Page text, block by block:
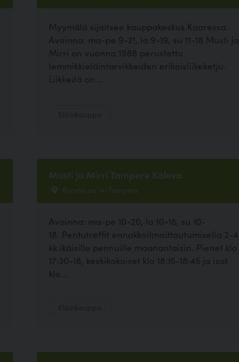
Myymälä sijaitsee kauppakeskus Kaaressa.
Avoinna: ma-pe 9-21, la 9-19, su 11-18 Musti ja
Mirri on vuonna 1988 perustettu
lemmikkieläintarvikkeiden erikoisliikeketju.
Liikkeitä on...
Musti ja Mirri Tampere Kaleva
Rieväkatu 14, Tampere
Avoinna: ma-pe 10-20, la 10-18, su 10-
18. Pentutreffit ennakkoilmoittautumisella 2-4
kk ikäisille pennuille maanantaisin. Pienet klo
17:30-18, keskikokoiset klo 18:15-18:45 ja isot
klo...